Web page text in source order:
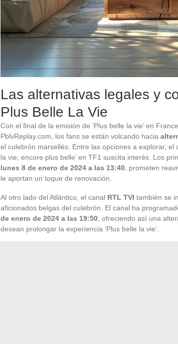
Las alternativas legales y
Plus Belle La Vie
Con el final de la emisión de ‘Plus belle la vie’ en
PblvReplay.com, los fans se están volcando hacia
el culebrón marsellés. Entre las opciones a explorar, el
la vie, encore plus belle’ en TF1 suscita interés. Los
lunes 8 de enero de 2024 a las 13:40 , prometen
le aportan un toque de renovación.
Al otro lado del Atlántico, el canal RTL TVI también se
aficionados belgas del culebrón. El canal ha
de enero de 2024 a las 19:50 , ofreciendo así una
desean prolongar la experiencia ‘Plus belle la vie’.